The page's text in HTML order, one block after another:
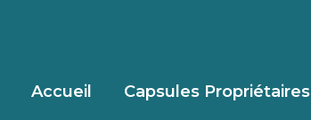
Accueil Capsules Propriétaires